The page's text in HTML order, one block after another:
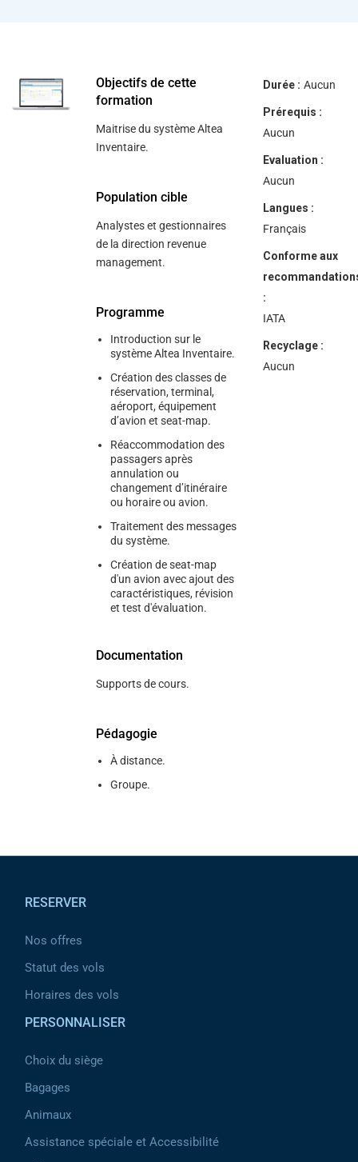
content.
Objectifs de cette
formation
Maitrise du système Altea
Inventaire.
Population cible
Analystes et gestionnaires
de la direction revenue
management.
Programme
Introduction sur le
système Altea Inventaire.
Création des classes de
réservation, terminal,
aéroport, équipement
d’avion et seat-map.
Réaccommodation des
passagers après
annulation ou
changement d’itinéraire
ou horaire ou avion.
Traitement des messages
du système.
Création de seat-map
d'un avion avec ajout des
caractéristiques, révision
et test d'évaluation.
Documentation
Supports de cours.
Pédagogie
À distance.
Groupe.
Durée : Aucun
Prérequis :
Aucun
Evaluation :
Aucun
Langues :
Français
Conforme aux
:
IATA
Recyclage :
Aucun
RESERVER
Nos offres
Statut des vols
Horaires des vols
PERSONNALISER
Choix du siège
Bagages
Animaux
Assistance spéciale et Accessibilité